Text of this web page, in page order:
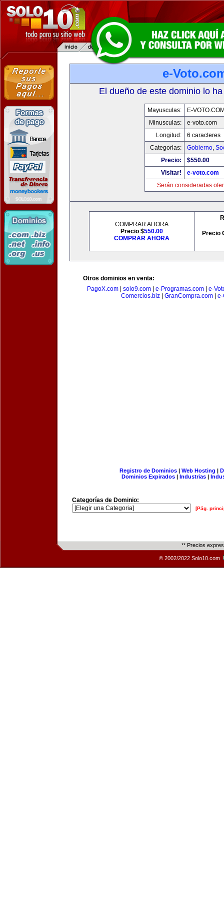
e-
El dueño de este dominio lo
Mayusculas:
E-
Minusculas:
e-voto.com
Longitud:
6 caracteres
Categorias:
Gobierno,
Precio:
$550.00
Visitar!
e-voto.com
Serán consideradas
COMPRAR AHORA
Precio $550.00
COMPRAR AHORA
Precio
Otros dominios en venta:
PagoX.com
solo9.com e-Programas.com
e-
Comercios.biz| GranCompra.com| e-
Registro de Dominios| Web Hosting |
Dominios Expirados | Industrias |
Categorías de Dominio:
[Pág.
** Precios
© 2002/2022 Solo10.com